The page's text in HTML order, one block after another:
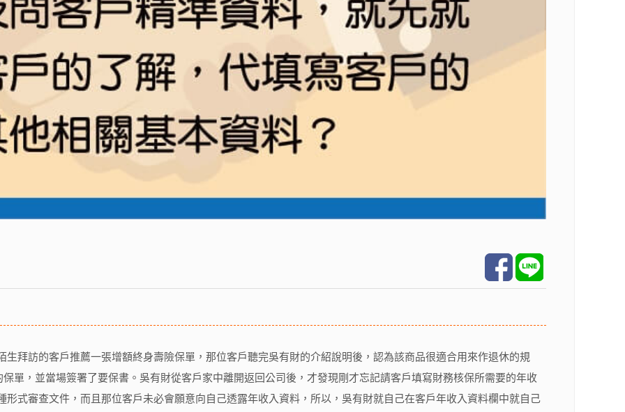
拜訪的客戶推薦一張增額終身壽險保單，那位客戶聽完吳有財的介紹說明後，認為該商品很適合用來作退休的規
單，並當場簽署了要保書。吳有財從客戶家中離開返回公司後，才發現剛才忘記請客戶填寫財務核保所需要的年收
式審查文件，而且那位客戶未必會願意向自己透露年收入資料，所以，吳有財就自己在客戶年收入資料欄中就自己